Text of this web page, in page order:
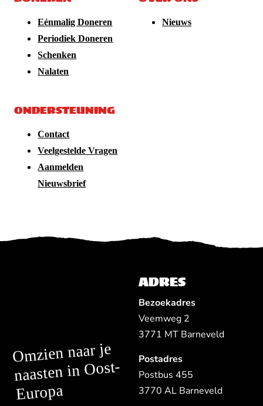
Eénmalig Doneren
Periodiek Doneren
Schenken
Nalaten
Nieuws
ONDERSTEUNING
Contact
Veelgestelde Vragen
Aanmelden
Nieuwsbrief
Omzien naar je
naasten in Oost-
Europa
ADRES
Bezoekadres
Veemweg 2
3771 MT Barneveld
Postadres
Postbus 455
3770 AL Barneveld